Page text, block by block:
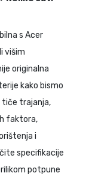
s Acer
višim
originalna
kako bismo
tiče trajanja,
faktora,
i
specifikacije
potpune